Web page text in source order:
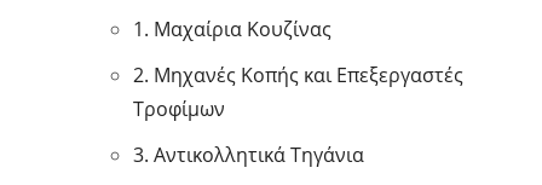
1. Μαχαίρια Κουζίνας
2. Μηχανές Κοπής και Επεξεργαστές
Τροφίμων
3. Αντικολλητικά Τηγάνια